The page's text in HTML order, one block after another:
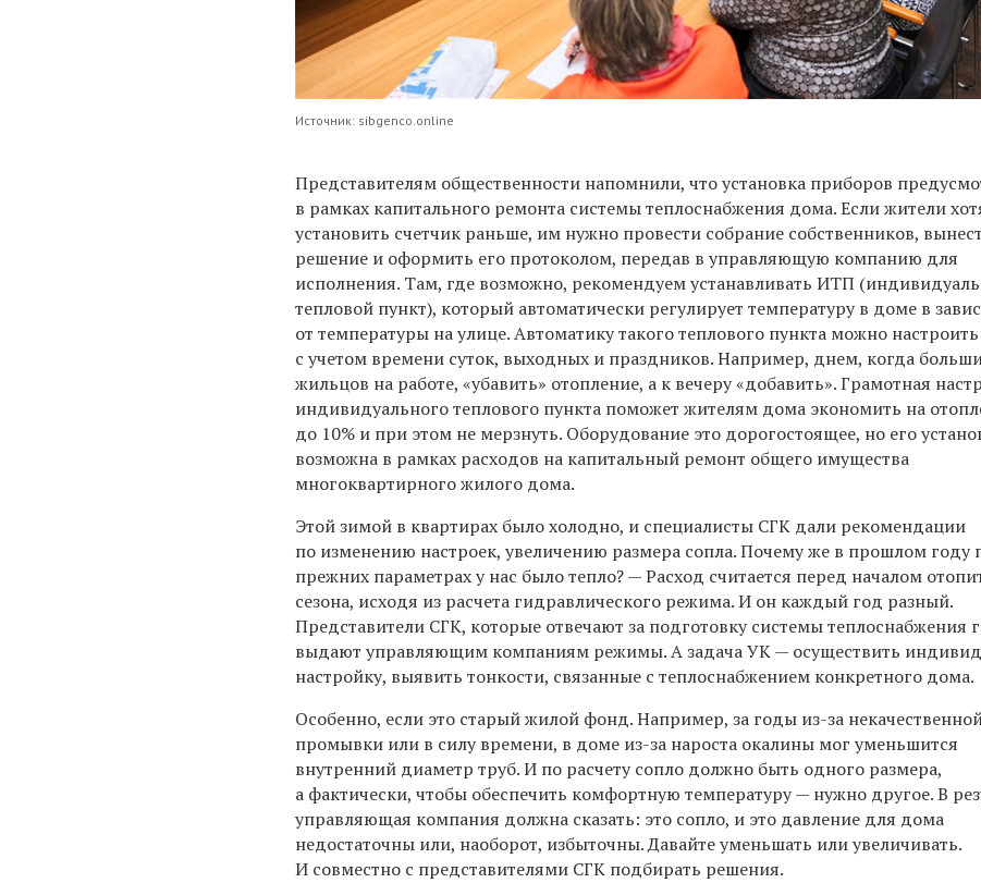
Источник: sibgenco.online
Представителям общественности напомнили, что установка приборов
в рамках капитального ремонта системы теплоснабжения дома. Если жители
установить счетчик раньше, им нужно провести собрание собственников,
решение и оформить его протоколом, передав в управляющую компанию для
исполнения. Там, где возможно, рекомендуем устанавливать ИТП
тепловой пункт), который автоматически регулирует температуру в доме в
от температуры на улице. Автоматику такого теплового пункта можно
с учетом времени суток, выходных и праздников. Например, днем, когда
жильцов на работе, «убавить» отопление, а к вечеру «добавить». Грамотная
индивидуального теплового пункта поможет жителям дома экономить на
до 10% и при этом не мерзнуть. Оборудование это дорогостоящее, но его
возможна в рамках расходов на капитальный ремонт общего имущества
многоквартирного жилого дома.
Этой зимой в квартирах было холодно, и специалисты СГК дали рекомендации
по изменению настроек, увеличению размера сопла. Почему же в прошлом году
прежних параметрах у нас было тепло? — Расход считается перед началом
сезона, исходя из расчета гидравлического режима. И он каждый год разный.
Представители СГК, которые отвечают за подготовку системы теплоснабжения
выдают управляющим компаниям режимы. А задача УК — осуществить
настройку, выявить тонкости, связанные с теплоснабжением конкретного дома.
Особенно, если это старый жилой фонд. Например, за годы из-за
промывки или в силу времени, в доме из-за нароста окалины мог уменьшится
внутренний диаметр труб. И по расчету сопло должно быть одного размера,
а фактически, чтобы обеспечить комфортную температуру — нужно другое. В
управляющая компания должна сказать: это сопло, и это давление для дома
недостаточны или, наоборот, избыточны. Давайте уменьшать или увеличивать.
И совместно с представителями СГК подбирать решения.